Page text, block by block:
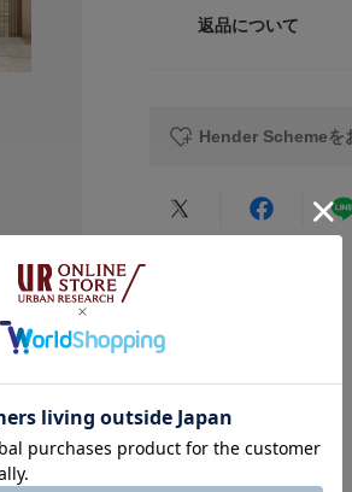
浅草で設立したこだ
【2026 Spring/
※この商品は、革
ごとの異なります。
※商品画像は、光の
色味と異なって見
タイプ
★5
返品について
Hender Schemeを